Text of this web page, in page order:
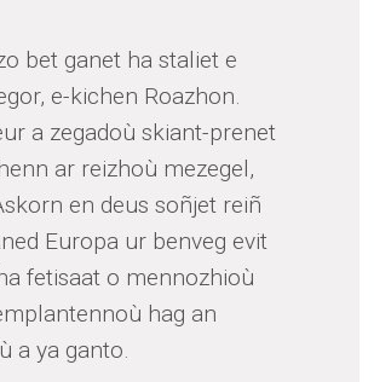
bet ganet ha staliet e
e-kichen Roazhon.
a zegadoù skiant-prenet
ar reizhoù mezegel,
en deus soñjet reiñ
Europa ur benveg evit
fetisaat o mennozhioù
hag an
a ya ganto.